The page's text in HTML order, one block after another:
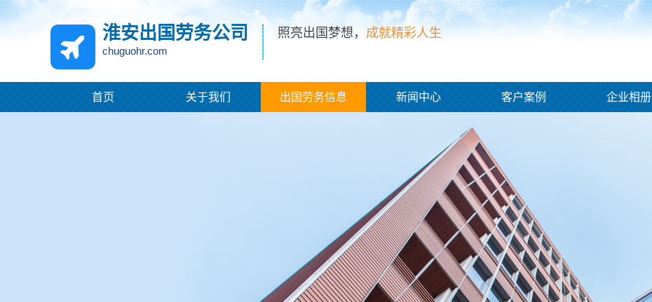
淮安出国劳务公司
chuguohr.com
照亮出国梦想， 成就精彩人生
首页 关于我们 出国劳务信息 新闻中心 客户案例 企业相册